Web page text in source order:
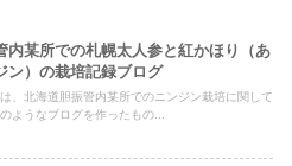
内某所での札幌太人参と紅かほり（あ
ン）の栽培記録ブログ
、北海道胆振管内某所でのニンジン栽培に関して
ようなブログを作ったもの...